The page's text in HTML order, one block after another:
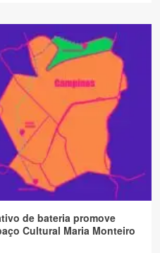
de bateria promove
Cultural Maria Monteiro